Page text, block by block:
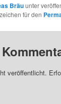
Bräuunter
für den
veröffentlicht.